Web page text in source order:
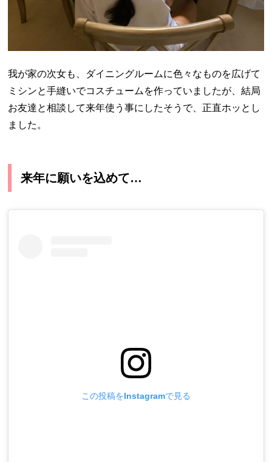
我が家の次女も、ダイニングルームに色々なものを広げて
ミシンと手縫いでコスチュームを作っていましたが、結局
お友達と相談して来年使う事にしたそうで、正直ホッとし
ました。
来年に願いを込めて…
この投稿をInstagramで見る